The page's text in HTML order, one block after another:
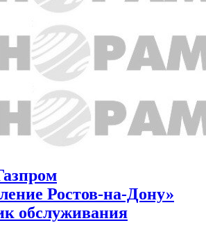
Ростов-на-Дону»
обслуживания